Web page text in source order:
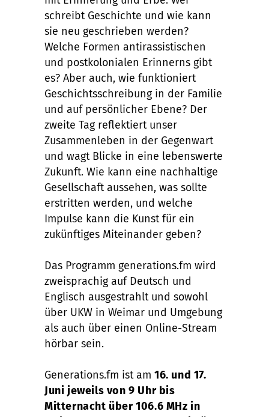
schreibt Geschichte und wie kann
sie neu geschrieben werden?
Welche Formen antirassistischen
und postkolonialen Erinnerns gibt
es? Aber auch, wie funktioniert
Geschichtsschreibung in der Familie
und auf persönlicher Ebene? Der
zweite Tag reflektiert unser
Zusammenleben in der Gegenwart
und wagt Blicke in eine lebenswerte
Zukunft. Wie kann eine nachhaltige
Gesellschaft aussehen, was sollte
erstritten werden, und welche
Impulse kann die Kunst für ein
zukünftiges Miteinander geben?
Das Programm generations.fm wird
zweisprachig auf Deutsch und
Englisch ausgestrahlt und sowohl
über UKW in Weimar und Umgebung
als auch über einen Online-Stream
hörbar sein.
Generations.fm ist am 16. und 17.
Juni jeweils von 9 Uhr bis
Mitternacht über 106.6 MHz in